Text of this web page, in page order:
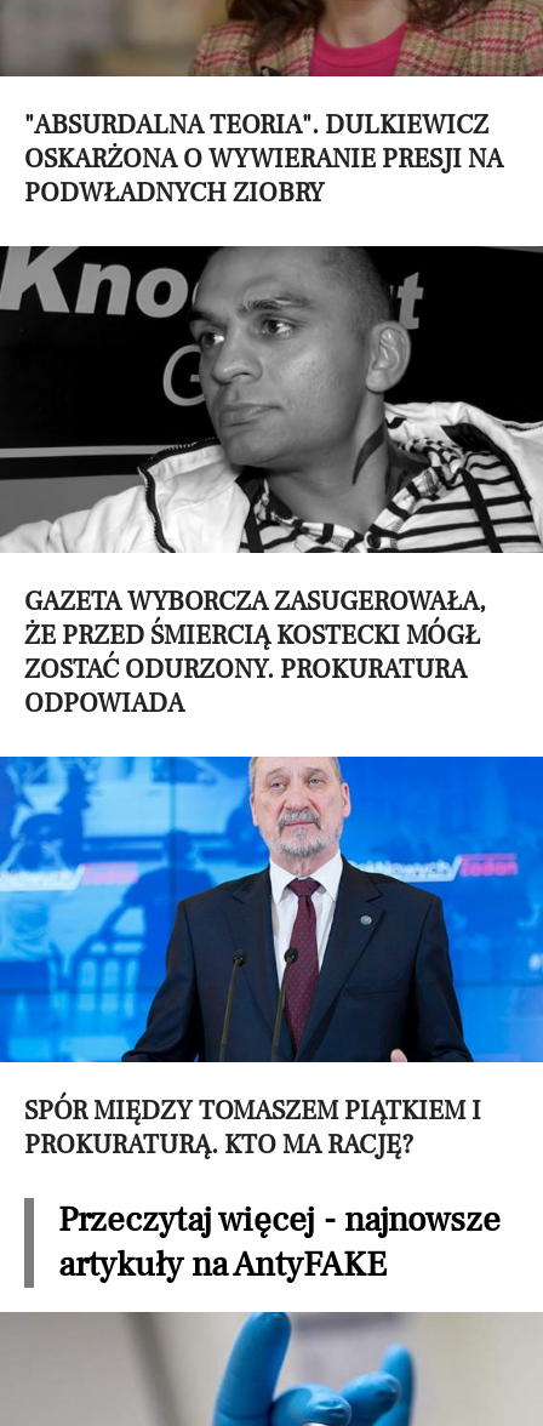
"ABSURDALNA TEORIA". DULKIEWICZ
OSKARŻONA O WYWIERANIE PRESJI NA
PODWŁADNYCH ZIOBRY
GAZETA WYBORCZA ZASUGEROWAŁA,
ŻE PRZED ŚMIERCIĄ KOSTECKI MÓGŁ
ZOSTAĆ ODURZONY. PROKURATURA
ODPOWIADA
SPÓR MIĘDZY TOMASZEM PIĄTKIEM I
PROKURATURĄ. KTO MA RACJĘ?
Przeczytaj więcej - najnowsze
artykuły na AntyFAKE